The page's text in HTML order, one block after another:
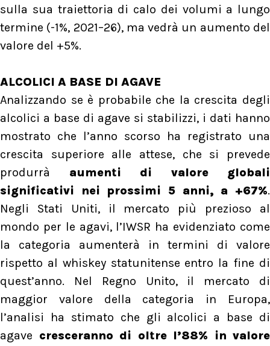
sulla sua traiettoria di calo dei volumi a lungo
termine (-1%, 2021–26), ma vedrà un aumento del
valore del +5%.
ALCOLICI A BASE DI AGAVE
Analizzando se è probabile che la crescita degli
alcolici a base di agave si stabilizzi, i dati hanno
mostrato che l’anno scorso ha registrato una
crescita superiore alle attese, che si prevede
produrrà aumenti di valore globali
significativi nei prossimi 5 anni, a +67%.
Negli Stati Uniti, il mercato più prezioso al
mondo per le agavi, l’IWSR ha evidenziato come
la categoria aumenterà in termini di valore
rispetto al whiskey statunitense entro la fine di
quest’anno. Nel Regno Unito, il mercato di
maggior valore della categoria in Europa,
l’analisi ha stimato che gli alcolici a base di
agave cresceranno di oltre l’88% in valore